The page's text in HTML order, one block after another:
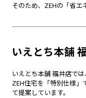
そのため、ZEHの「省エ
いえとち本舗
いえとち本舗 福井店では
ZEH住宅を「特別仕様
て提案しています。